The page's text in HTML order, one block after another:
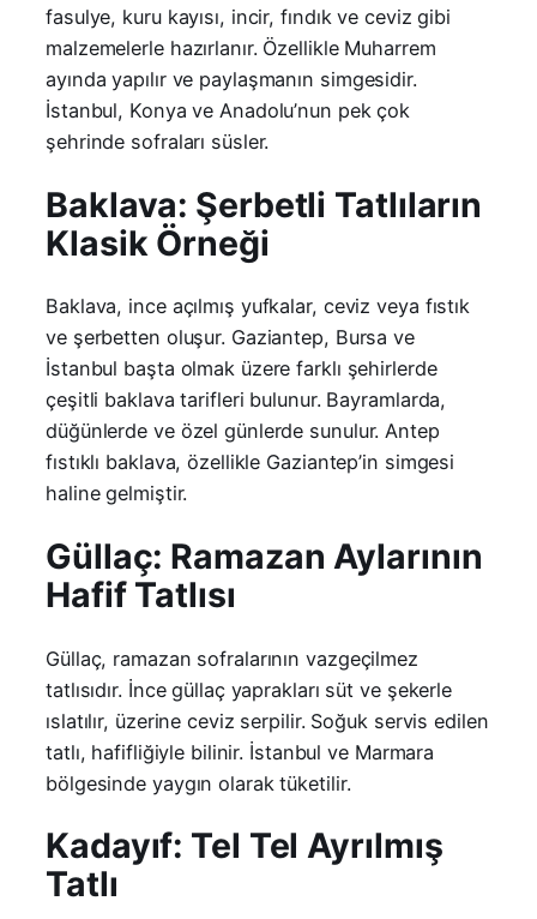
fasulye, kuru kayısı, incir, fındık ve ceviz gibi
malzemelerle hazırlanır. Özellikle Muharrem
ayında yapılır ve paylaşmanın simgesidir.
İstanbul, Konya ve Anadolu’nun pek çok
şehrinde sofraları süsler.
Baklava: Şerbetli Tatlıların
Klasik Örneği
Baklava, ince açılmış yufkalar, ceviz veya fıstık
ve şerbetten oluşur. Gaziantep, Bursa ve
İstanbul başta olmak üzere farklı şehirlerde
çeşitli baklava tarifleri bulunur. Bayramlarda,
düğünlerde ve özel günlerde sunulur. Antep
fıstıklı baklava, özellikle Gaziantep’in simgesi
haline gelmiştir.
Güllaç: Ramazan Aylarının
Hafif Tatlısı
Güllaç, ramazan sofralarının vazgeçilmez
tatlısıdır. İnce güllaç yaprakları süt ve şekerle
ıslatılır, üzerine ceviz serpilir. Soğuk servis edilen
tatlı, hafifliğiyle bilinir. İstanbul ve Marmara
bölgesinde yaygın olarak tüketilir.
Kadayıf: Tel Tel Ayrılmış
Tatlı